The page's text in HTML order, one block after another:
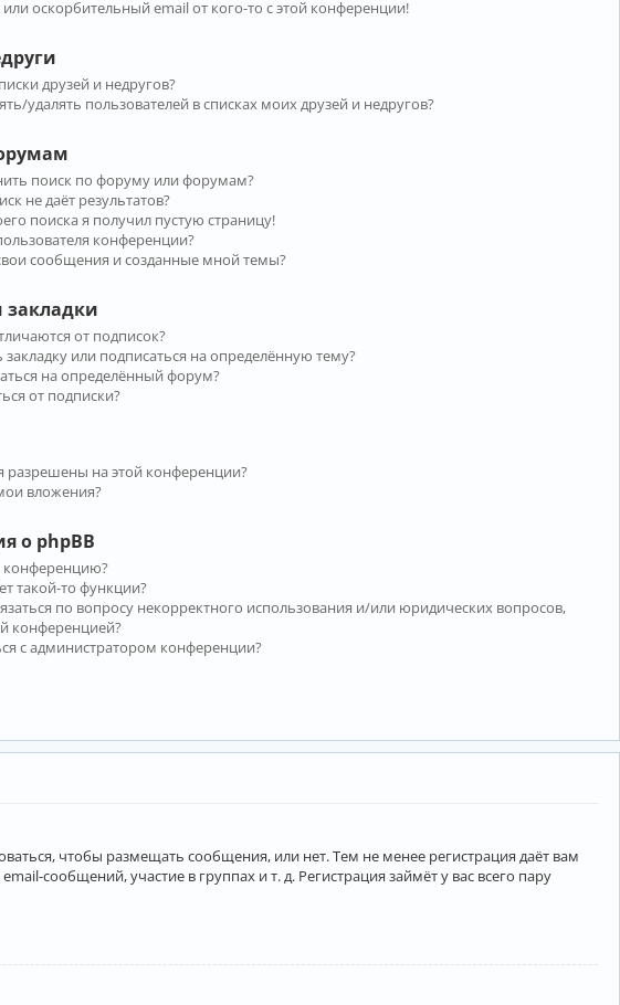
оскорбительный email от кого-то с этой конференции!
друзей и недругов?
удалять пользователей в списках моих друзей и недругов?
поиск по форуму или форумам?
не даёт результатов?
поиска я получил пустую страницу!
конференции?
сообщения и созданные мной темы?
закладки
от подписок?
закладку или подписаться на определённую тему?
на определённый форум?
от подписки?
разрешены на этой конференции?
вложения?
о phpBB
конференцию?
такой-то функции?
по вопросу некорректного использования и/или юридических вопросов,
конференцией?
с администратором конференции?
чтобы размещать сообщения, или нет. Тем не менее регистрация даёт вам
сообщений, участие в группах и т. д. Регистрация займёт у вас всего пару